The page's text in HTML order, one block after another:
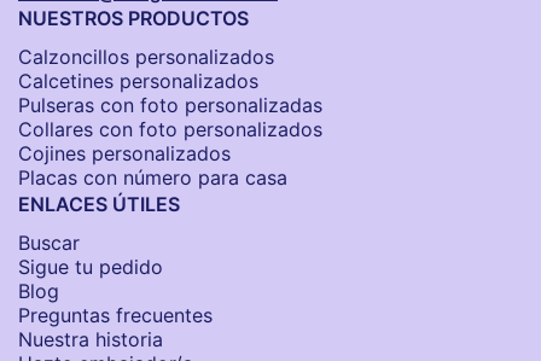
NUESTROS PRODUCTOS
Calzoncillos personalizados​
Calcetines personalizados
Pulseras con foto personalizadas
Collares con foto personalizados
Cojines personalizados
Placas con número para casa
ENLACES ÚTILES
Buscar
Sigue tu pedido
Blog
Preguntas frecuentes
Nuestra historia